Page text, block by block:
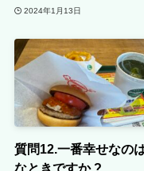
2024年1月13日
質問12.一番幸せなの
なときですか ?